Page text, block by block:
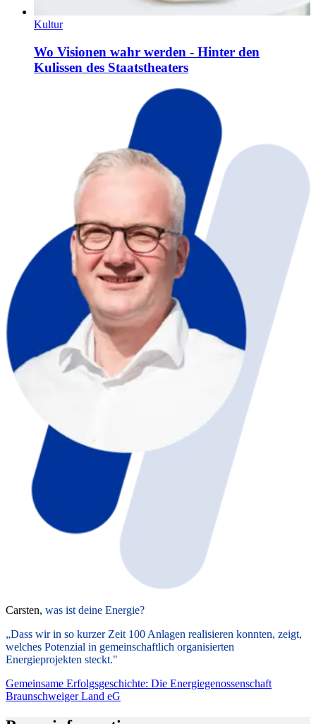
Kultur
Wo Visionen wahr werden - Hinter den
Kulissen des Staatstheaters
Carsten, was ist deine Energie?
„Dass wir in so kurzer Zeit 100 Anlagen realisieren konnten, zeigt,
welches Potenzial in gemeinschaftlich organisierten
Energieprojekten steckt."
Gemeinsame Erfolgsgeschichte: Die Energiegenossenschaft
Braunschweiger Land eG